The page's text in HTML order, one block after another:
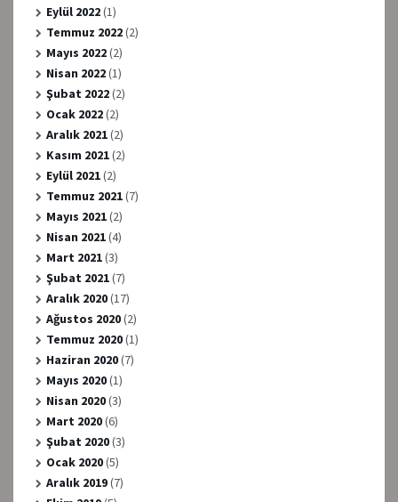
Eylül 2022(1)
Temmuz 2022(2)
Mayıs 2022(2)
Nisan 2022(1)
Şubat 2022(2)
Ocak 2022(2)
Aralık 2021(2)
Kasım 2021(2)
Eylül 2021(2)
Temmuz 2021(7)
Mayıs 2021(2)
Nisan 2021(4)
Mart 2021(3)
Şubat 2021(7)
Aralık 2020(17)
Ağustos 2020(2)
Temmuz 2020(1)
Haziran 2020(7)
Mayıs 2020(1)
Nisan 2020(3)
Mart 2020(6)
Şubat 2020(3)
Ocak 2020(5)
Aralık 2019(7)